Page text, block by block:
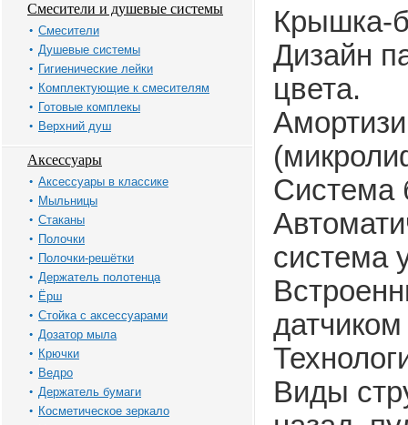
Смесители и душевые системы
Смесители
Душевые системы
Гигиенические лейки
Комплектующие к смесителям
Готовые комплекы
Верхний душ
Аксессуары
Аксессуары в классике
Мыльницы
Стаканы
Полочки
Полочки-решётки
Держатель полотенца
Ёрш
Стойка с аксессуарами
Дозатор мыла
Крючки
Ведро
Держатель бумаги
Косметическое зеркало
Крышка-
Дизайн
цвета.
Система
система
Виды